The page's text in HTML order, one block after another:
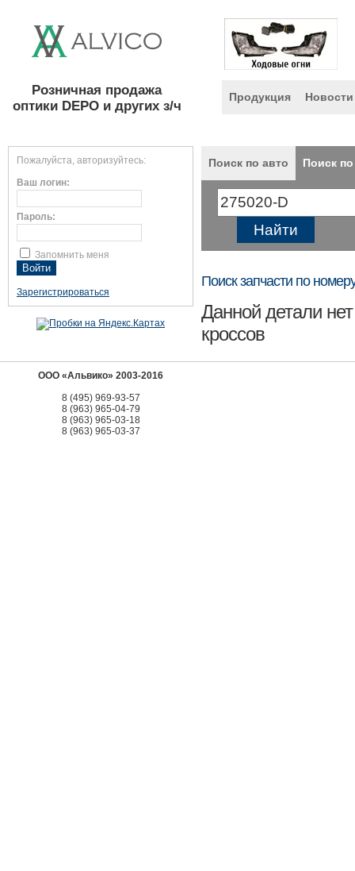
Розничная продажа
оптики DEPO и других з/ч
Продукция Новости
Пожалуйста, авторизуйтесь:
Ваш логин:
Пароль:
Запомнить меня
Зарегистрироваться
Поиск по авто Поиск
Поиск запчасти по
Данной детали
кроссов
ООО «Альвико» 2003-2016
8 (495) 969-93-57
8 (963) 965-04-79
8 (963) 965-03-18
8 (963) 965-03-37